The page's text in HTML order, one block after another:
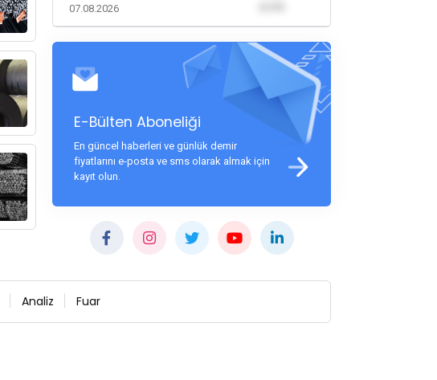
07.08.2026
E-Bülten Aboneliği
En güncel haberleri ve günlük demir
fiyatlarını e-posta ve sms olarak almak için
kayıt olun.
Analiz Fuar